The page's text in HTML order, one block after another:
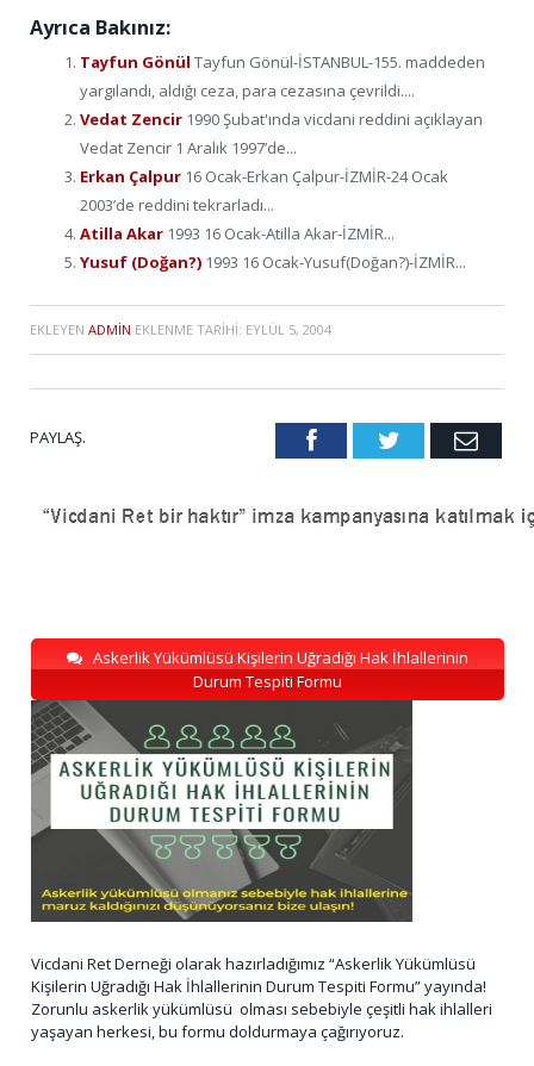
Ayrıca Bakınız:
Tayfun Gönül Tayfun Gönül-İSTANBUL-155. maddeden
yargılandı, aldığı ceza, para cezasına çevrildi....
Vedat Zencir 1990 Şubat'ında vicdani reddini açıklayan
Vedat Zencir 1 Aralık 1997’de...
Erkan Çalpur 16 Ocak-Erkan Çalpur-İZMİR-24 Ocak
2003’de reddini tekrarladı...
Atilla Akar 1993 16 Ocak-Atilla Akar-İZMİR...
Yusuf (Doğan?) 1993 16 Ocak-Yusuf(Doğan?)-İZMİR...
EKLEYEN ADMIN EKLENME TARIHI: EYLÜL 5, 2004
PAYLAŞ. FacebookTwitter Email
Askerlik Yükümlüsü Kişilerin Uğradığı Hak İhlallerinin
Durum Tespiti Formu
Vicdani Ret Derneği olarak hazırladığımız “Askerlik Yükümlüsü
Kişilerin Uğradığı Hak İhlallerinin Durum Tespiti Formu” yayında!
Zorunlu askerlik yükümlüsü olması sebebiyle çeşitli hak ihlalleri
yaşayan herkesi, bu formu doldurmaya çağırıyoruz.